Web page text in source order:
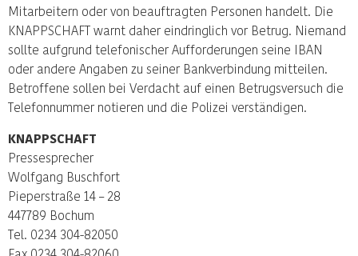
Mitarbeitern oder von beauftragten Personen handelt. Die
KNAPPSCHAFT warnt daher eindringlich vor Betrug. Niemand
sollte aufgrund telefonischer Aufforderungen seine IBAN
oder andere Angaben zu seiner Bankverbindung mitteilen.
Betroffene sollen bei Verdacht auf einen Betrugsversuch die
Telefonnummer notieren und die Polizei verständigen.
KNAPPSCHAFT
Pressesprecher
Wolfgang Buschfort
Pieperstraße 14 – 28
447789 Bochum
Tel. 0234 304-82050